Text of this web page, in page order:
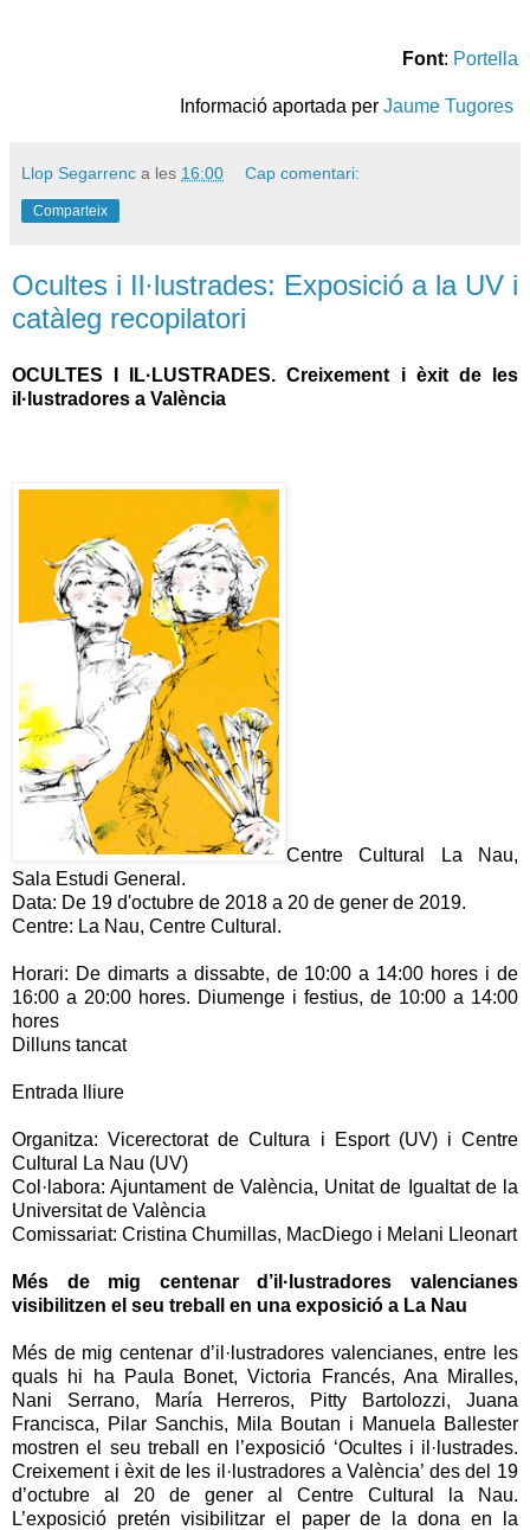
Font: Portella
Informació aportada per Jaume Tugores
Llop Segarrenc a les 16:00 Cap comentari:
Comparteix
Ocultes i Il·lustrades: Exposició a la UV i
catàleg recopilatori
OCULTES I IL·LUSTRADES. Creixement i èxit de les
il·lustradores a València
Centre Cultural La Nau,
Sala Estudi General.
Data: De 19 d'octubre de 2018 a 20 de gener de 2019.
Centre: La Nau, Centre Cultural.
Horari: De dimarts a dissabte, de 10:00 a 14:00 hores i de
16:00 a 20:00 hores. Diumenge i festius, de 10:00 a 14:00
hores
Dilluns tancat
Entrada lliure
Organitza: Vicerectorat de Cultura i Esport (UV) i Centre
Cultural La Nau (UV)
Col·labora: Ajuntament de València, Unitat de Igualtat de la
Universitat de València
Comissariat: Cristina Chumillas, MacDiego i Melani Lleonart
Més de mig centenar d’il·lustradores valencianes
visibilitzen el seu treball en una exposició a La Nau
Més de mig centenar d’il·lustradores valencianes, entre les
quals hi ha Paula Bonet, Victoria Francés, Ana Miralles,
Nani Serrano, María Herreros, Pitty Bartolozzi, Juana
Francisca, Pilar Sanchis, Mila Boutan i Manuela Ballester
mostren el seu treball en l’exposició ‘Ocultes i il·lustrades.
Creixement i èxit de les il·lustradores a València’ des del 19
d’octubre al 20 de gener al Centre Cultural la Nau.
L’exposició pretén visibilitzar el paper de la dona en la